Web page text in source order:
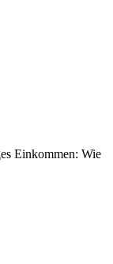
Einkommen: Wie